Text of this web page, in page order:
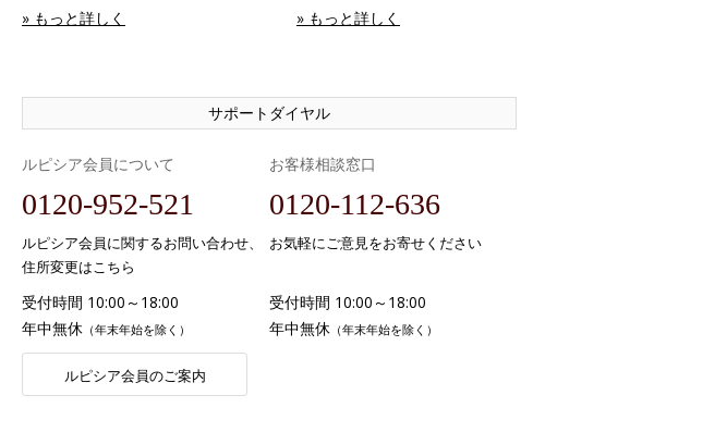
» もっと詳しく » もっと詳しく
サポートダイヤル
ルピシア会員について
0120-952-521
ルピシア会員に関するお問い合わせ、
住所変更はこちら
受付時間 10:00～18:00
年中無休 （年末年始を除く）
ルピシア会員のご案内
お客様相談窓口
0120-112-636
お気軽にご意見をお寄せください
受付時間 10:00～18:00
年中無休 （年末年始を除く）